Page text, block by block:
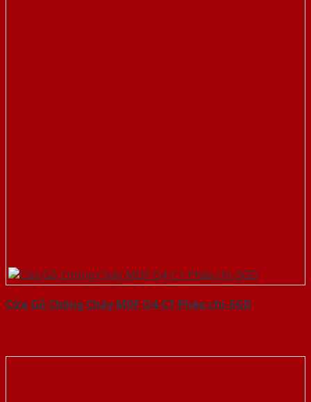
Cửa Gỗ Chống Cháy MDF O4-C1 Phào chi-SGD